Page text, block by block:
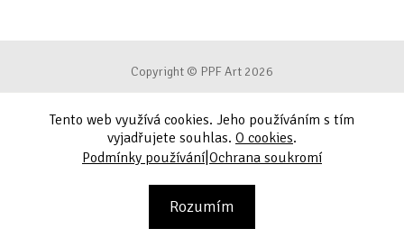
Copyright © PPF Art 2026
Podmínky používání
Ochrana soukromí
Tento web využívá cookies. Jeho používáním s tím
vyjadřujete souhlas. O cookies.
Podmínky používání|Ochrana soukromí
Rozumím